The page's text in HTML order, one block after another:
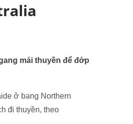
mái thuyền để đớp
ở bang Northern
đi thuyền, theo